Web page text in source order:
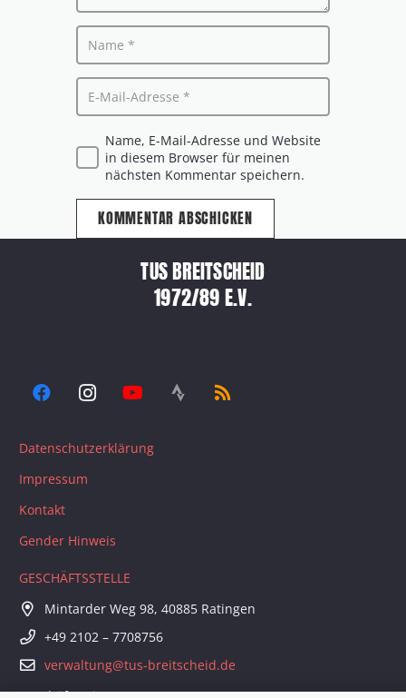
Name, E-Mail-Adresse und Website
in diesem Browser für meinen
nächsten Kommentar speichern.
KOMMENTAR ABSCHICKEN
TUS BREITSCHEID
1972/89 E.V.
Datenschutzerklärung
Impressum
Kontakt
Gender Hinweis
GESCHÄFTSSTELLE
Mintarder Weg 98, 40885 Ratingen
+49 2102 – 7708756
verwaltung@tus-breitscheid.de